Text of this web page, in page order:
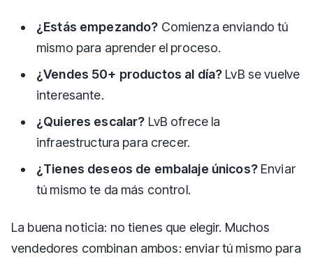
¿Estás empezando? Comienza enviando tú
mismo para aprender el proceso.
¿Vendes 50+ productos al día? LvB se vuelve
interesante.
¿Quieres escalar? LvB ofrece la
infraestructura para crecer.
¿Tienes deseos de embalaje únicos?Enviar
tú mismo te da más control.
La buena noticia: no tienes que elegir. Muchos
vendedores combinan ambos: enviar tú mismo para